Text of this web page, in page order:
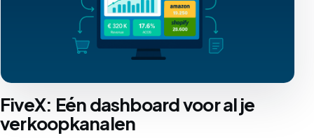
FiveX: Eén dashboard voor al je
verkoopkanalen